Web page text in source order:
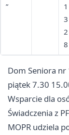
”
1
3
2
8
Dom Seniora nr
piątek 7.30
Wsparcie dla
Świadczenia z
MOPR udziela